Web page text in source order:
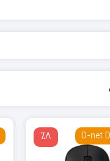
٪8 D-net